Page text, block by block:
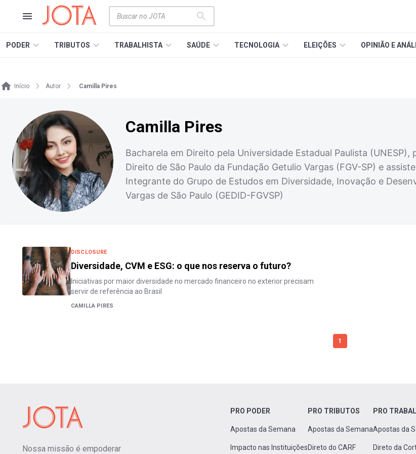
PODER TRIBUTOS TRABALHISTA SAÚDE TECNOLOGIA ELEIÇÕES OPINIÃO E
Início Autor Camilla Pires
Camilla Pires
Bacharela em Direito pela Universidade Estadual Paulista
Direito de São Paulo da Fundação Getulio Vargas (FGV-SP) e
Integrante do Grupo de Estudos em Diversidade, Inovação e
Vargas de São Paulo (GEDID-FGVSP)
DISCLOSURE
Diversidade, CVM e ESG: o que nos reserva o futuro?
Iniciativas por maior diversidade no mercado financeiro no exterior precisam
servir de referência ao Brasil
CAMILLA PIRES
1
Nossa missão é empoderar
PRO PODER
Apostas da Semana
Impacto nas Instituições
PRO TRIBUTOS
Apostas da Semana
Direto do CARF
PRO
Apostas da
Direto da